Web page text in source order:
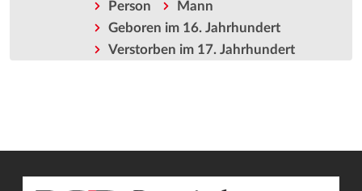
Person
Mann
Geboren im 16. Jahrhundert
Verstorben im 17. Jahrhundert